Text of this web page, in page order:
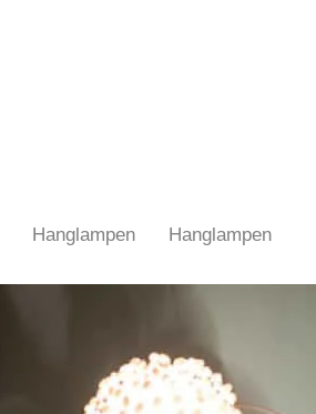
Hanglampen Hanglampen